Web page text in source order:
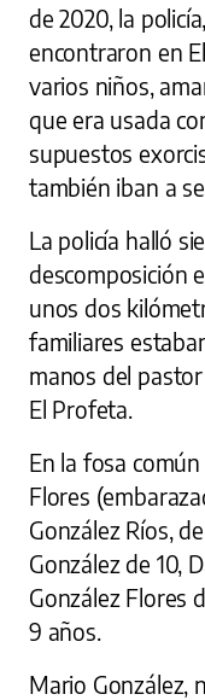
de 2020, la
encontraron en
varios niños,
que era usada
supuestos
también iban a
La policía halló
descomposición
unos dos
familiares
manos del
El Profeta.
En la fosa
Flores
González Ríos,
González de 10,
González Flores
9 años.
Mario González,